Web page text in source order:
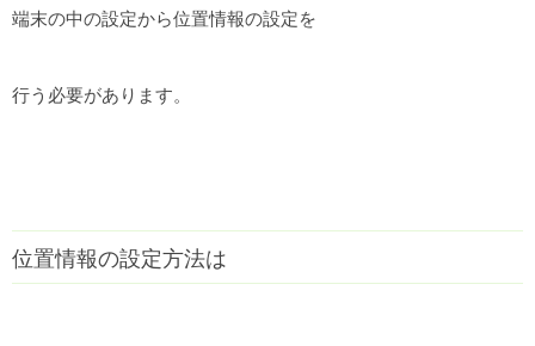
端末の中の設定から位置情報の設定を
行う必要があります。
位置情報の設定方法は